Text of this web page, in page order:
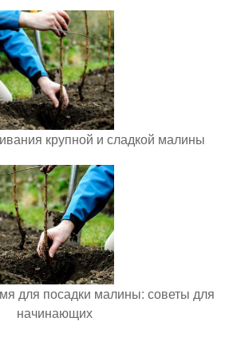
крупной и сладкой малины
для посадки малины: советы для
начинающих